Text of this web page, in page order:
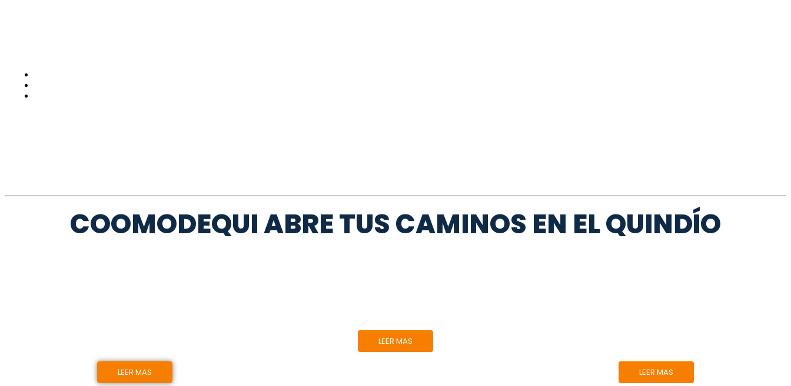
COOMODEQUI ABRE TUS CAMINOS EN EL QUINDÍO
LEER MAS
LEER MAS
LEER MAS